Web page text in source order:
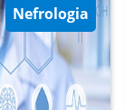
Nefrologia